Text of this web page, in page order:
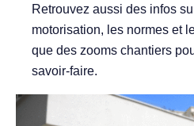
Retrouvez aussi des infos
motorisation, les normes et
que des zooms chantiers
savoir‑faire.